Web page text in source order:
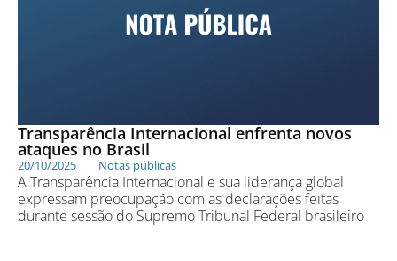
Transparência Internacional enfrenta novos
ataques no Brasil
20/10/2025 Notas públicas
A Transparência Internacional e sua liderança global
expressam preocupação com as declarações feitas
durante sessão do Supremo Tribunal Federal brasileiro